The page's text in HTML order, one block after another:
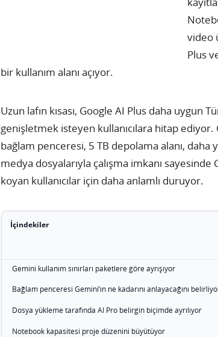
video
Plus
bir kullanım alanı açıyor.
Uzun lafın kısası, Google AI Plus daha uygun
genişletmek isteyen kullanıcılara hitap
bağlam penceresi, 5 TB depolama alanı,
medya dosyalarıyla çalışma imkanı sayesinde
koyan kullanıcılar için daha anlamlı duruyor.
İçindekiler
Gemini kullanım sınırları paketlere göre ayrışıyor
Bağlam penceresi Gemini’ın ne kadarını anlayacağını
Dosya yükleme tarafında AI Pro belirgin biçimde ayrılıyor
Notebook kapasitesi proje düzenini büyütüyor